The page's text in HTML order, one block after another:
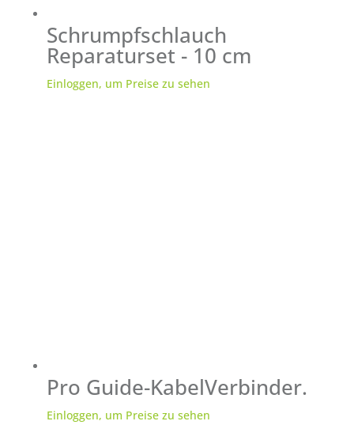
Schrumpfschlauch
Reparaturset - 10 cm
Einloggen, um Preise zu sehen
Pro Guide-KabelVerbinder.
Einloggen, um Preise zu sehen